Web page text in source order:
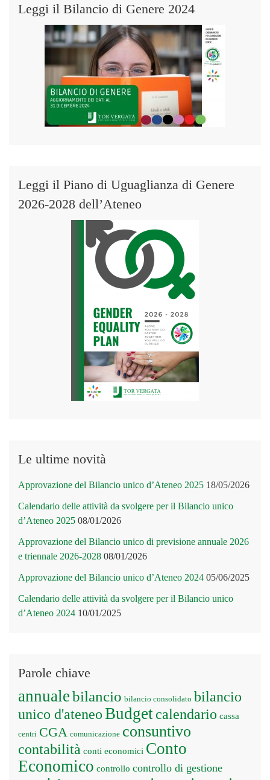
Leggi il Bilancio di Genere 2024
Leggi il Piano di Uguaglianza di Genere
2026-2028 dell’Ateneo
Le ultime novità
Approvazione del Bilancio unico d’Ateneo 2025 18/05/2026
Calendario delle attività da svolgere per il Bilancio unico
d’Ateneo 2025 08/01/2026
Approvazione del Bilancio unico di previsione annuale 2026
e triennale 2026-2028 08/01/2026
Approvazione del Bilancio unico d’Ateneo 2024 05/06/2025
Calendario delle attività da svolgere per il Bilancio unico
d’Ateneo 2024 10/01/2025
Parole chiave
annualebilancio bilancio consolidato bilancio
unico d'ateneoBudgetcalendario cassa
centri CGA comunicazione consuntivo
contabilità conti economici Conto
Economico controllo controllo di gestione